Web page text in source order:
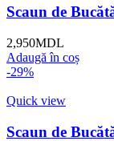
Scaun de
2,950MDL
Adaugă în coș
-29%
Quick view
Scaun de